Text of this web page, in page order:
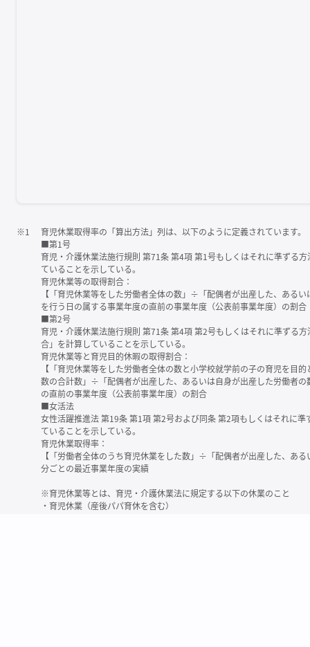
※1
育児休業取得率の「算出方法」列は、以下のように定義されています。
■第1号
育児・介護休業法施行規則 第71条 第4項 第1号もしくはそれに準ずる
ていることを示している。
育児休業等の取得割合：
【「育児休業等をした労働者全体の数」÷「配偶者が出産した、ある
を行う日の属する事業年度の直前の事業年度（公表前事業年度）の割合
■第2号
育児・介護休業法施行規則 第71条 第4項 第2号もしくはそれに準ずる
合」を計算していることを示している。
育児休業等と育児目的休暇の取得割合：
【「育児休業等をした労働者全体の数と小学校就学前の子の育児を目
数の合計数」÷「配偶者が出産した、あるいは自身が出産した労働者
の直前の事業年度（公表前事業年度）の割合
■女活法
女性活躍推進法 第19条 第1項 第2号および同条 第2項もしくはそれに
ていることを示している。
育児休業取得率：
【「労働者全体のうち育児休業をした数」÷「配偶者が出産した、あ
分ごとの最近事業年度の実績
※育児休業等とは、育児・介護休業法に規定する以下の休業のこと
・育児休業（産後パパ育休を含む）